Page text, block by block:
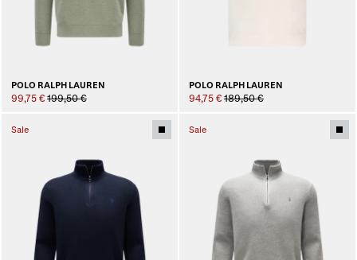
POLO RALPH LAUREN
99,75 € 199,50 €
POLO RALPH LAUREN
94,75 € 189,50 €
Sale Sale